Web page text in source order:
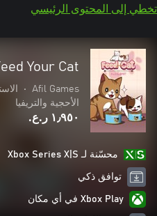
تخطي إلى المحتوى الرئيسي
Your Cat
Afil Games
•
الأحجية والتريفيا
١٫٩٥٠ ر.ع.‏
محسّنة لـ Xbox Series X|S
توافق ذكي
Xbox Play في أي مكان